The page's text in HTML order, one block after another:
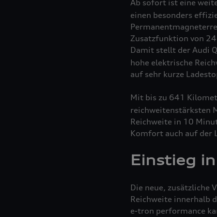
Ab sofort ist eine
einen besonders
Zusatzfunktion von
Damit stellt der Audi
hohe elektrische
auf sehr kurze
Mit bis zu 641
reichweitenstärksten
Reichweite in 10
Komfort auch auf der
Einstieg
Die neue, zusätzliche
Reichweite innerhalb
e-tron performance